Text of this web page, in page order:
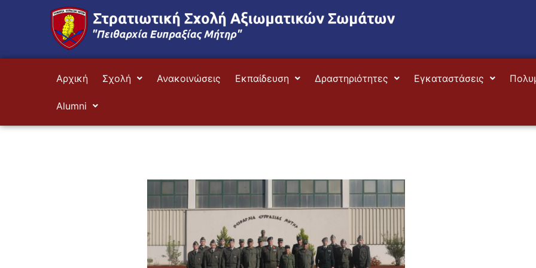
περιεχόμενο
Αρχική Σχολή Ανακοινώσεις Εκπαίδευση Δραστηριότητες Εγκαταστάσεις
Alumni